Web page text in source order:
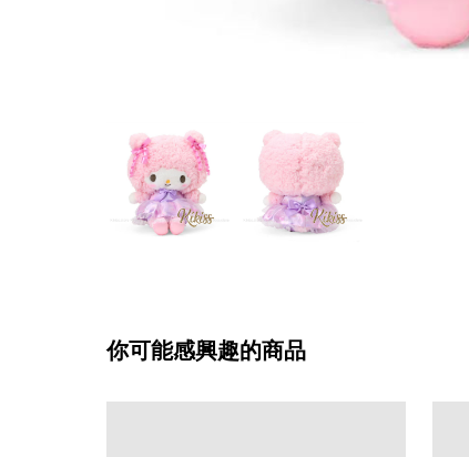
你可能感興趣的商品